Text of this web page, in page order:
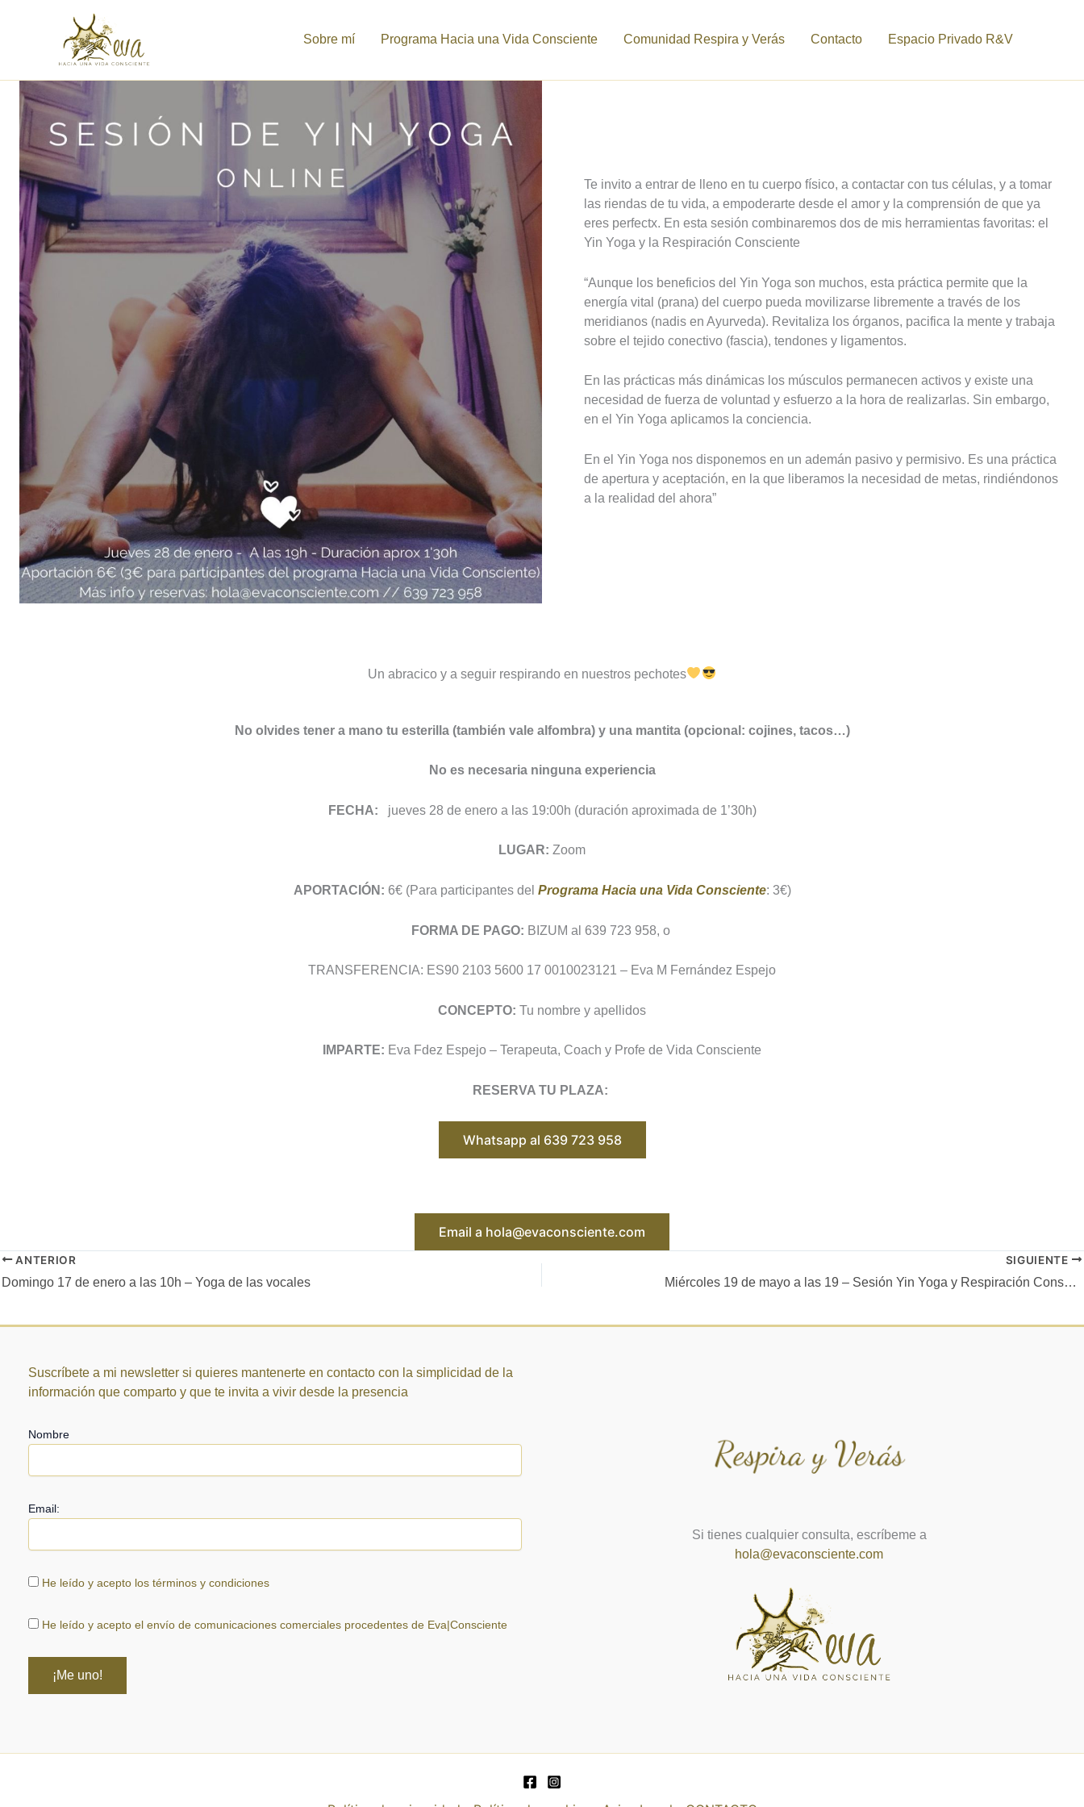
Sobre mí Programa Hacia una Vida Consciente Comunidad Respira y Verás Contacto Espacio Privado R&V
Te invito a entrar de lleno en tu cuerpo físico, a contactar con tus células, y a tomar
las riendas de tu vida, a empoderarte desde el amor y la comprensión de que ya
eres perfectx. En esta sesión combinaremos dos de mis herramientas favoritas: el
Yin Yoga y la Respiración Consciente
“Aunque los beneficios del Yin Yoga son muchos, esta práctica permite que la
energía vital (prana) del cuerpo pueda movilizarse libremente a través de los
meridianos (nadis en Ayurveda). Revitaliza los órganos, pacifica la mente y trabaja
sobre el tejido conectivo (fascia), tendones y ligamentos.
En las prácticas más dinámicas los músculos permanecen activos y existe una
necesidad de fuerza de voluntad y esfuerzo a la hora de realizarlas. Sin embargo,
en el Yin Yoga aplicamos la conciencia.
En el Yin Yoga nos disponemos en un ademán pasivo y permisivo. Es una práctica
de apertura y aceptación, en la que liberamos la necesidad de metas, rindiéndonos
a la realidad del ahora”
Un abracico y a seguir respirando en nuestros pechotes
No olvides tener a mano tu esterilla (también vale alfombra) y una mantita (opcional: cojines, tacos…)
No es necesaria ninguna experiencia
FECHA: jueves 28 de enero a las 19:00h (duración aproximada de 1’30h)
LUGAR: Zoom
APORTACIÓN: 6€ (Para participantes del Programa Hacia una Vida Consciente: 3€)
FORMA DE PAGO: BIZUM al 639 723 958, o
TRANSFERENCIA: ES90 2103 5600 17 0010023121 – Eva M Fernández Espejo
CONCEPTO: Tu nombre y apellidos
IMPARTE: Eva Fdez Espejo – Terapeuta, Coach y Profe de Vida Consciente
RESERVA TU PLAZA:
Whatsapp al 639 723 958
Email a hola@evaconsciente.com
ANTERIOR
Domingo 17 de enero a las 10h – Yoga de las vocales
SIGUIENTE
Miércoles 19 de mayo a las 19 – Sesión Yin Yoga y Respiración Consciente
Suscríbete a mi newsletter si quieres mantenerte en contacto con la simplicidad de la
información que comparto y que te invita a vivir desde la presencia
Nombre
Email:
He leído y acepto los términos y condiciones
He leído y acepto el envío de comunicaciones comerciales procedentes de Eva|Consciente
Si tienes cualquier consulta, escríbeme a
hola@evaconsciente.com